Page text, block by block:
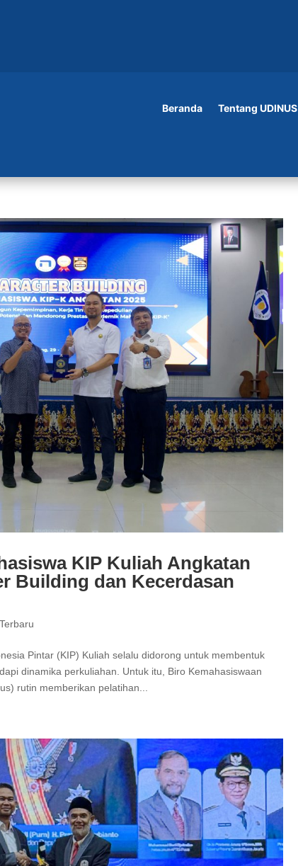
Beranda Tentang UDINUS
KIP Kuliah Angkatan
Building dan Kecerdasan
Pintar (KIP) Kuliah selalu didorong untuk membentuk
dinamika perkuliahan. Untuk itu, Biro Kemahasiswaan
rutin memberikan pelatihan...